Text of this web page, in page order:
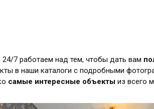
7 работаем над тем, чтобы дать вам
в наши каталоги с подробными
самые интересные объекты из всего